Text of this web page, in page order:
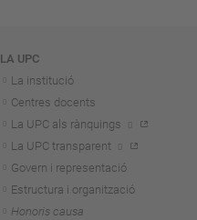
LA UPC
La institució
Centres docents
La UPC als rànquings
La UPC transparent
Govern i representació
Estructura i organització
Honoris causa